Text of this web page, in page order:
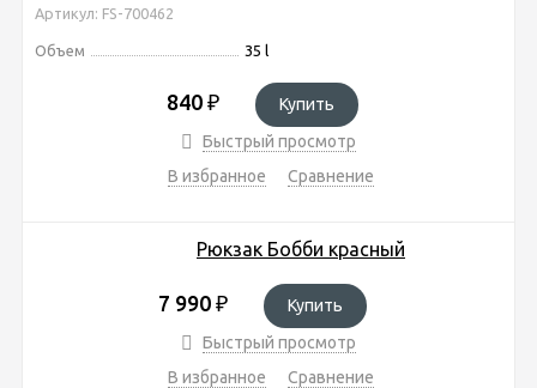
Артикул: FS-700462
Объем 35 l
840 ₽
Купить
Быстрый просмотр
В избранное
Сравнение
Рюкзак Бобби красный
7 990 ₽
Купить
Быстрый просмотр
В избранное
Сравнение